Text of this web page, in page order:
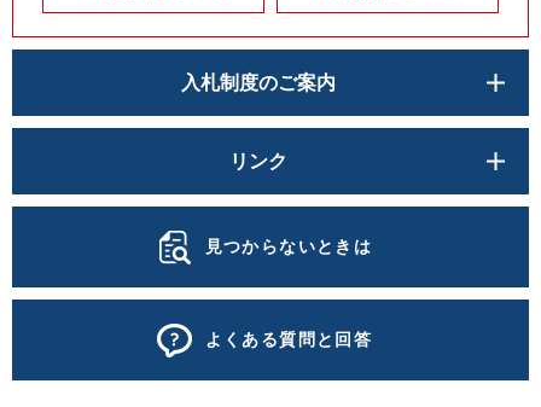
入札制度のご案内
リンク
見つからないときは
よくある質問と回答